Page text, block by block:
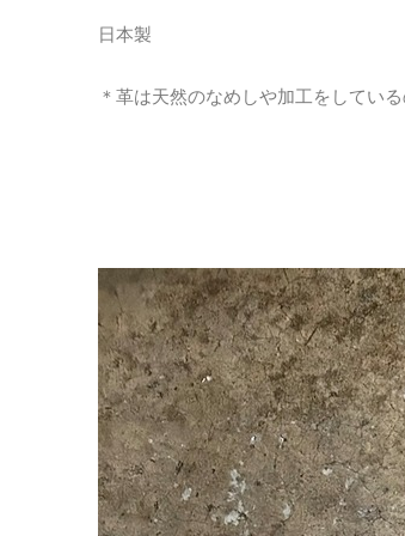
日本製
＊革は天然のなめしや加工をしてい